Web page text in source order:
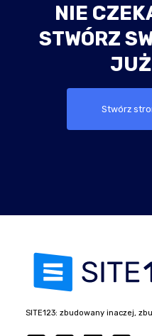
NIE
STWÓRZ
Stwórz
SITE123: zbudowany inaczej,